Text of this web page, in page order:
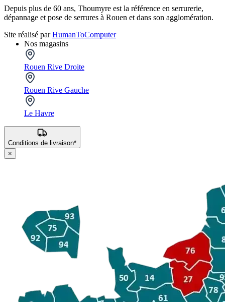
Depuis plus de 60 ans, Thoumyre est la référence en serrurerie,
dépannage et pose de serrures à Rouen et dans son agglomération.
Site réalisé parHumanToComputer
Nos magasins
Rouen Rive Droite
Rouen Rive Gauche
Le Havre
Conditions de livraison*
×